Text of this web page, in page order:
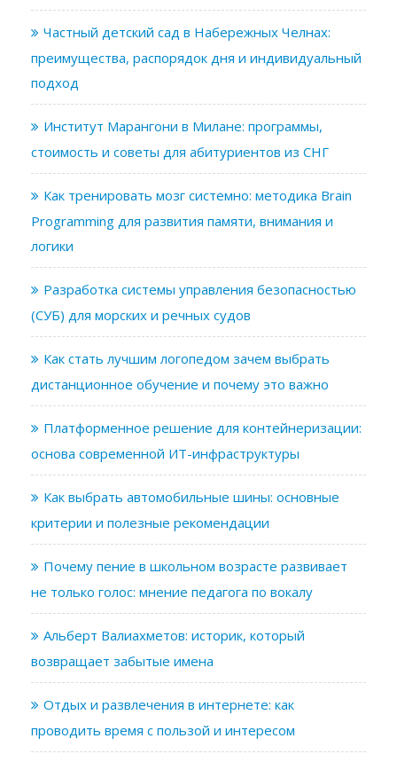
Частный детский сад в Набережных Челнах:
преимущества, распорядок дня и индивидуальный
подход
Институт Марангони в Милане: программы,
стоимость и советы для абитуриентов из СНГ
Как тренировать мозг системно: методика Brain
Programming для развития памяти, внимания и
логики
Разработка системы управления безопасностью
(СУБ) для морских и речных судов
Как стать лучшим логопедом зачем выбрать
дистанционное обучение и почему это важно
Платформенное решение для контейнеризации:
основа современной ИТ-инфраструктуры
Как выбрать автомобильные шины: основные
критерии и полезные рекомендации
Почему пение в школьном возрасте развивает
не только голос: мнение педагога по вокалу
Альберт Валиахметов: историк, который
возвращает забытые имена
Отдых и развлечения в интернете: как
проводить время с пользой и интересом